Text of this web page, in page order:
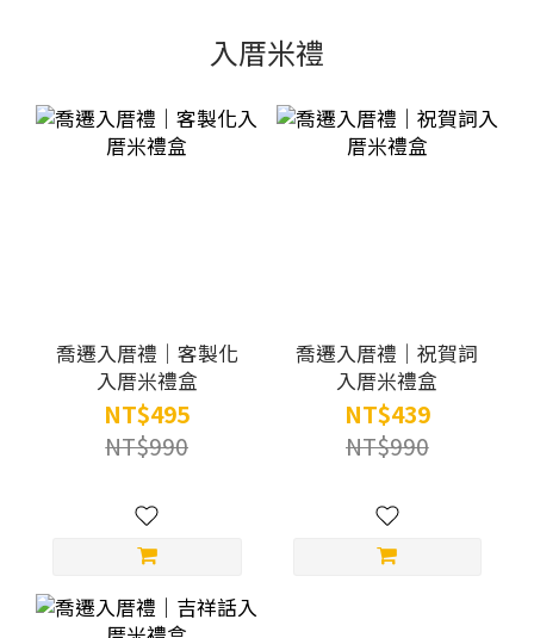
入厝米禮
喬遷入厝禮｜客製化
入厝米禮盒
NT$495
NT$990
喬遷入厝禮｜祝賀詞
入厝米禮盒
NT$439
NT$990